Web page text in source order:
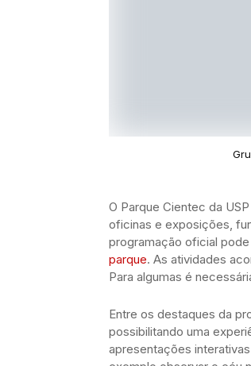
O Parque Cientec da
oficinas e exposições,
programação oficial
parque. As atividades
Para algumas é
Entre os destaques da
possibilitando uma
apresentações